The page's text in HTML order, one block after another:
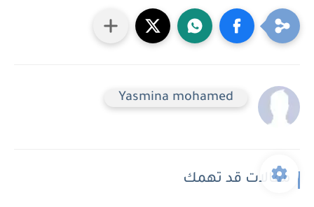
Yasmina mohamed
مقالات قد تهمك